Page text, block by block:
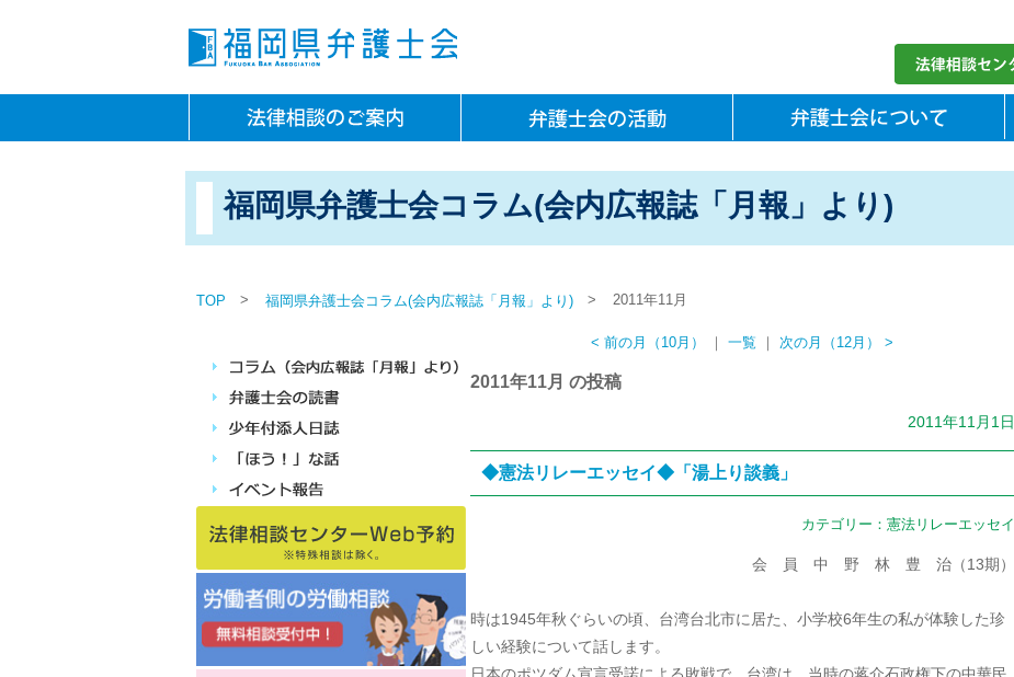
福岡県弁護士会コラム(会内広報誌「月報」より)
TOP > 福岡県弁護士会コラム(会内広報誌「月報」より)> 2011年11月
< 前の月（10月） 一覧 次の月（12月） >
2011年11月 の投稿
2011年11月1日
◆憲法リレーエッセイ◆「湯上り談義」
カテゴリー： 憲法リレーエッセイ
会 員 中 野 林 豊 治（13期）
時は1945年秋ぐらいの頃、台湾台北市に居た、小学校6年生の私が体験した珍
しい経験について話します。